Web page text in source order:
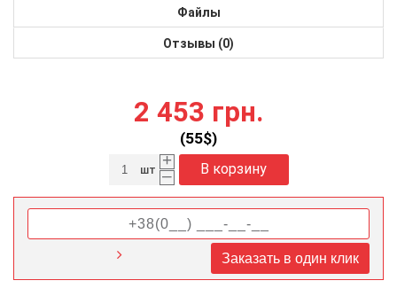
Файлы
Отзывы (0)
2 453 грн.
(55$)
+
–
В корзину
шт
Заказать в один клик